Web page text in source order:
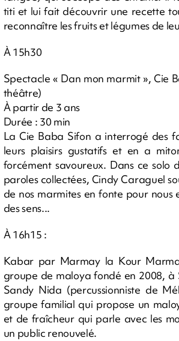
titi et lui fait découvrir une recette
reconnaître les fruits et légumes de
À 15h30
Spectacle « Dan mon marmit », Cie
théâtre)
À partir de 3 ans
Durée : 30 min
La Cie Baba Sifon a interrogé des
leurs plaisirs gustatifs et en a
forcément savoureux. Dans ce solo
paroles collectées, Cindy Caraguel
de nos marmites en fonte pour nous
des sens...
À 16h15 :
Kabar par Marmay la Kour
groupe de maloya fondé en 2008, à
Sandy Nida (percussionniste de
groupe familial qui propose un
et de fraîcheur qui parle avec les
un public renouvelé.